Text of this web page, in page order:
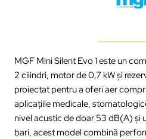
MGF Mini Silent Evo 1 este un
2 cilindri, motor de 0,7 kW și
proiectat pentru a oferi aer
aplicațiile medicale,
nivel acustic de doar 53 dB(A) și
bari, acest model combină